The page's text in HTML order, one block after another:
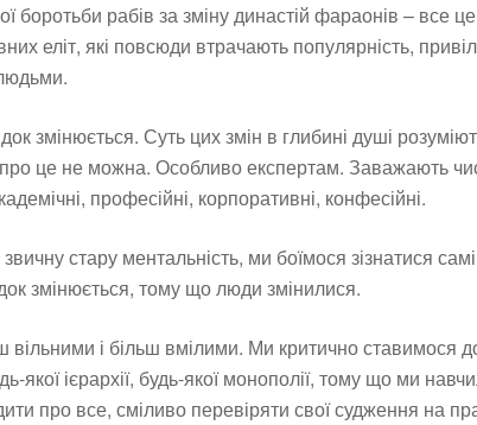
боротьби рабів за зміну династій фараонів – все
еліт, які повсюди втрачають популярність,
змінюється. Суть цих змін в глибині душі
про це не можна. Особливо експертам. Заважають
професійні, корпоративні, конфесійні.
стару ментальність, ми боїмося зізнатися
змінюється, тому що люди змінилися.
вільними і більш вмілими. Ми критично ставимося
якої ієрархії, будь-якої монополії, тому що ми
про все, сміливо перевіряти свої судження на